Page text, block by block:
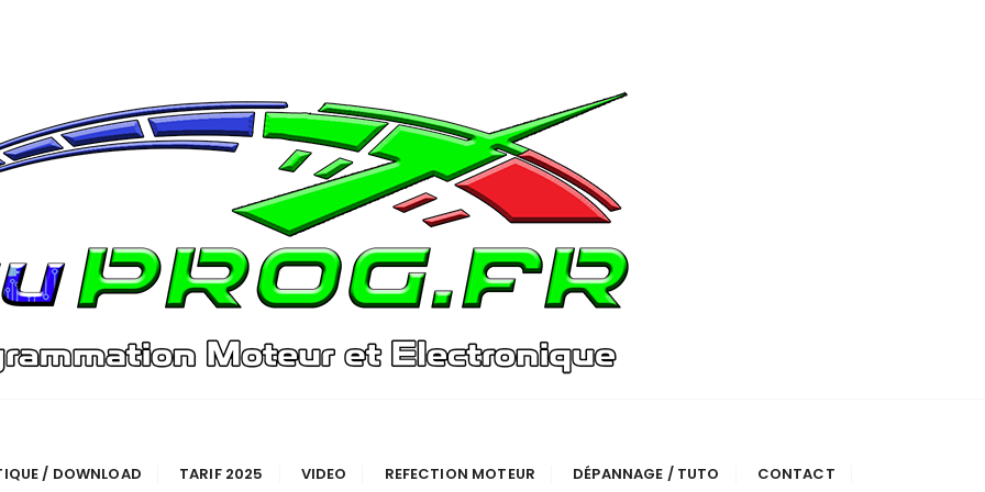
/ DOWNLOAD TARIF 2025 VIDEO REFECTION MOTEUR DÉPANNAGE / TUTO CONTACT